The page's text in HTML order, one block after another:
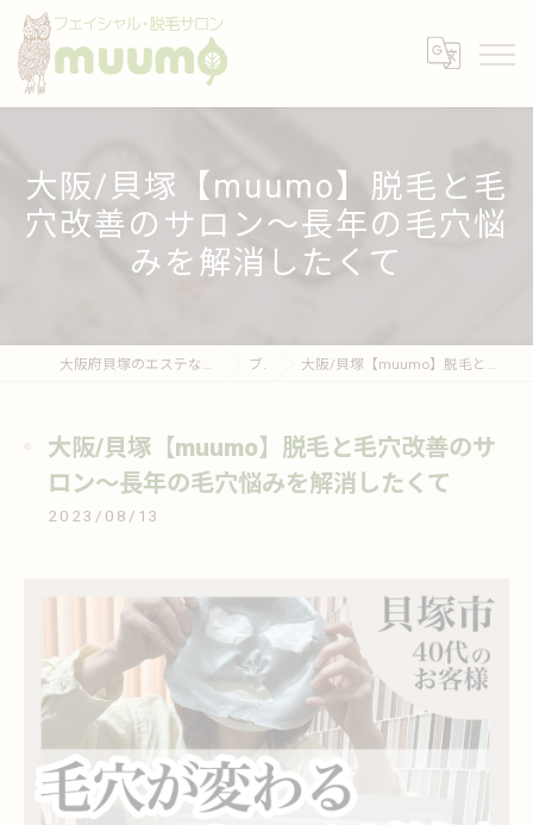
大阪/貝塚【muumo】脱毛と毛
穴改善のサロン～長年の毛穴悩
みを解消したくて
大阪府貝塚のエステならフェイシャル・脱毛サロンmuumo ブログ 大阪/貝塚【muumo】脱毛と毛穴改善のサロン～長年の毛穴悩みを解消したくて
大阪/貝塚【muumo】脱毛と毛穴改善のサ
ロン～長年の毛穴悩みを解消したくて
2023/08/13